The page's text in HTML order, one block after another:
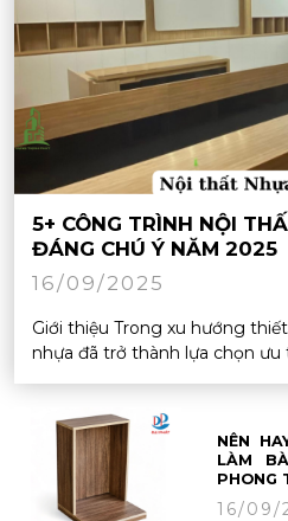
5+ CÔNG TRÌNH NỘI
ĐÁNG CHÚ Ý NĂM 2025
16/09/2025
Giới thiệu Trong xu hướng
nhựa đã trở thành lựa chọn ưu
NÊN
LÀM
PHONG
16/09/